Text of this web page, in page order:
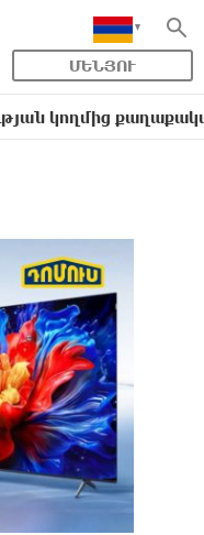
ՄԵՆՅՈՒ
ուղիղ